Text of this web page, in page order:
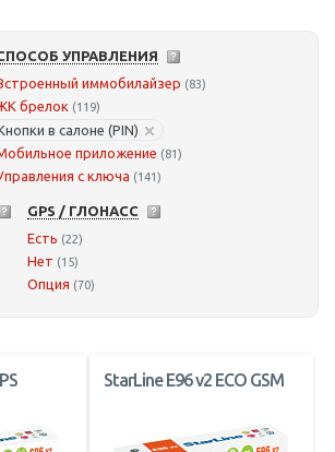
УПРАВЛЕНИЯ
иммобилайзер (83)
брелок (119)
в салоне (PIN)
приложение (81)
с ключа (141)
GPS / ГЛОНАСС
Есть (22)
Нет (15)
Опция (70)
StarLine E96 v2 ECO GSM